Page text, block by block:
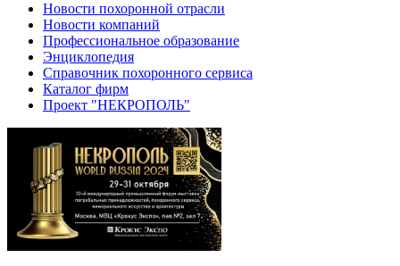
Новости похоронной отрасли
Новости компаний
Профессиональное образование
Энциклопедия
Справочник похоронного сервиса
Каталог фирм
Проект "НЕКРОПОЛЬ"